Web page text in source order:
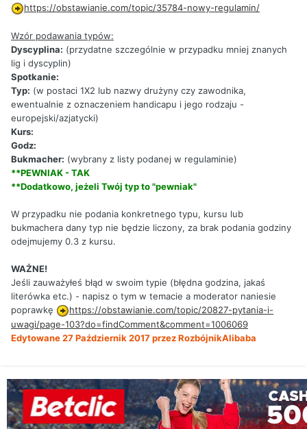
https://obstawianie.com/topic/35784-nowy-regulamin/
Wzór podawania typów:
Dyscyplina: (przydatne szczególnie w przypadku mniej znanych
lig i dyscyplin)
Spotkanie:
Typ: (w postaci 1X2 lub nazwy drużyny czy zawodnika,
ewentualnie z oznaczeniem handicapu i jego rodzaju -
europejski/azjatycki)
Kurs:
Godz:
Bukmacher: (wybrany z listy podanej w regulaminie)
**PEWNIAK - TAK
**Dodatkowo, jeżeli Twój typ to "pewniak"
W przypadku nie podania konkretnego typu, kursu lub
bukmachera dany typ nie będzie liczony, za brak podania godziny
odejmujemy 0.3 z kursu.
WAŻNE!
Jeśli zauważyłeś błąd w swoim typie (błędna godzina, jakaś
literówka etc.) - napisz o tym w temacie a moderator naniesie
poprawkę
https://obstawianie.com/topic/20827-pytania-i-
uwagi/page-103?do=findComment&comment=1006069
Edytowane27 Październik 2017przez RozbójnikAlibaba